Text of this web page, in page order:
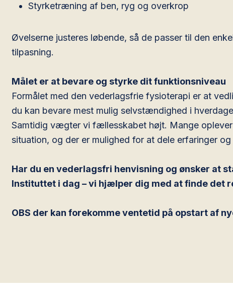
Styrketræning af ben, ryg og overkrop
Øvelserne justeres løbende, så de passer til den
tilpasning.
Målet er at bevare og styrke dit funktionsniveau
Formålet med den vederlagsfrie fysioterapi er at
du kan bevare mest mulig selvstændighed i
Samtidig vægter vi fællesskabet højt. Mange
situation, og der er mulighed for at dele erfaringer
Har du en vederlagsfri henvisning og ønsker at
Instituttet i dag – vi hjælper dig med at finde det
OBS der kan forekomme ventetid på opstart af